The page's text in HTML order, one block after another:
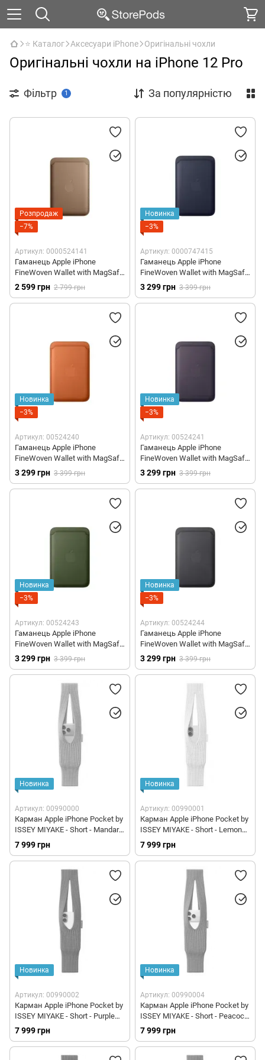
⭐ Каталог Аксесуари iPhone Оригінальні чохли
Оригінальні чохли на iPhone 12 Pro
Фільтр 1 За популярністю
Розпродаж
−7%
Артикул: 0000524141
Гаманець Apple iPhone
FineWoven Wallet with MagSafe
- Taupe (MT243)
2 599 грн 2 799 грн
Новинка
−3%
Артикул: 0000747415
Гаманець Apple iPhone
FineWoven Wallet with MagSafe
– Navy (MGH94)
3 299 грн 3 399 грн
Новинка
−3%
Артикул: 00524240
Гаманець Apple iPhone
FineWoven Wallet with MagSafe
– Fox Orange (MGH64)
3 299 грн 3 399 грн
Новинка
−3%
Артикул: 00524241
Гаманець Apple iPhone
FineWoven Wallet with MagSafe
– Midnight Purple (MGH84)
3 299 грн 3 399 грн
Новинка
−3%
Артикул: 00524243
Гаманець Apple iPhone
FineWoven Wallet with MagSafe
– Moss (MGH74)
3 299 грн 3 399 грн
Новинка
−3%
Артикул: 00524244
Гаманець Apple iPhone
FineWoven Wallet with MagSafe
– Black (MGHA4)
3 299 грн 3 399 грн
Новинка
Артикул: 00990000
Карман Apple iPhone Pocket by
ISSEY MIYAKE - Short - Mandarin
(HS8Q2)
7 999 грн
Новинка
Артикул: 00990001
Карман Apple iPhone Pocket by
ISSEY MIYAKE - Short - Lemon
(HS8R2)
7 999 грн
Новинка
Артикул: 00990002
Карман Apple iPhone Pocket by
ISSEY MIYAKE - Short - Purple
(HS8U2)
7 999 грн
Новинка
Артикул: 00990004
Карман Apple iPhone Pocket by
ISSEY MIYAKE - Short - Peacock
(HS8T2)
7 999 грн